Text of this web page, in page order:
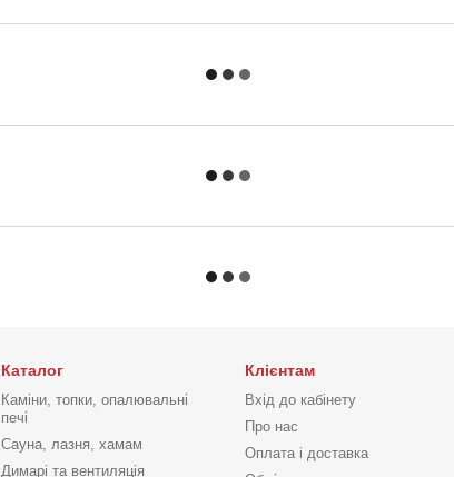
Каталог
Каміни, топки, опалювальні
печі
Сауна, лазня, хамам
Димарі та вентиляція
Клієнтам
Вхід до кабінету
Про нас
Оплата і доставка